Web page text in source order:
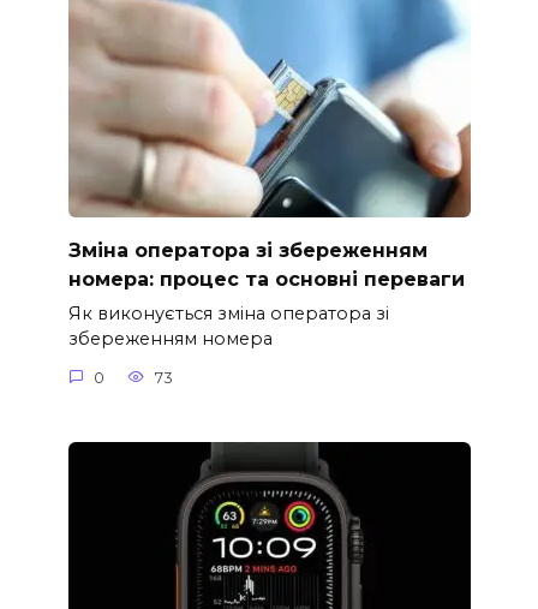
Зміна оператора зі збереженням
номера: процес та основні переваги
Як виконується зміна оператора зі
збереженням номера
0 73